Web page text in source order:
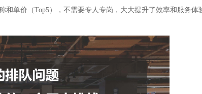
单价（Top5），不需要专人专岗，大大提升了效率和服务体